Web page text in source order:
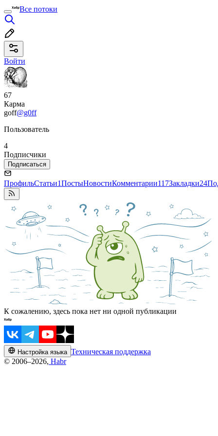
Все потоки
Войти
67
Карма
goff@g0ff
Пользователь
4
Подписчики
Подписаться
ПрофильСтатьи1ПостыНовостиКомментарии117Закладки24
К сожалению, здесь пока нет ни одной публикации
Настройка языка Техническая поддержка
© 2006–2026, Habr